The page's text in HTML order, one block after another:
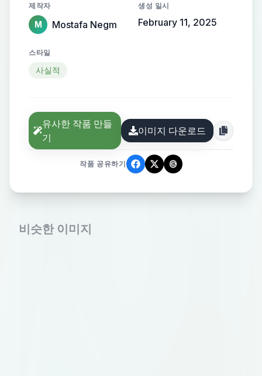
제작자
M Mostafa Negm
생성 일시
February 11, 2025
스타일
사실적
유사한 작품 만들
기
이미지 다운로드
작품 공유하기
비슷한 이미지